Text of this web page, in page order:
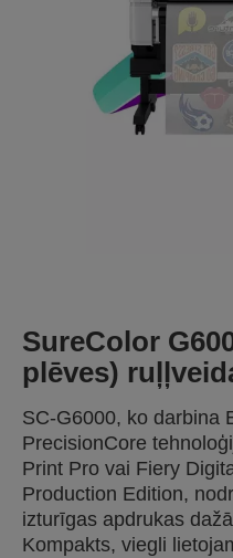
SureColor
plēves)
SC-G6000, ko darbina
PrecisionCore
Print Pro vai Fiery
Production Edition,
izturīgas apdrukas
Kompakts, viegli